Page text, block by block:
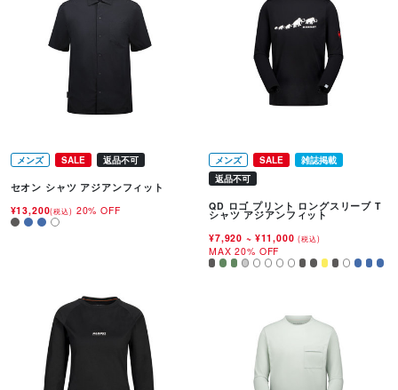
メンズ SALE 返品不可
セオン シャツ アジアンフィット
¥13,200(税込) 20% OFF
メンズ SALE
雑誌掲載
返品不可
QD ロゴ プリント ロングスリーブ T
シャツ アジアンフィット
¥7,920 ~ ¥11,000(税込)
MAX 20% OFF